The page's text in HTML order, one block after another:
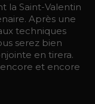
la Saint-Valentin
Après une
techniques
serez bien
en tirera.
et encore